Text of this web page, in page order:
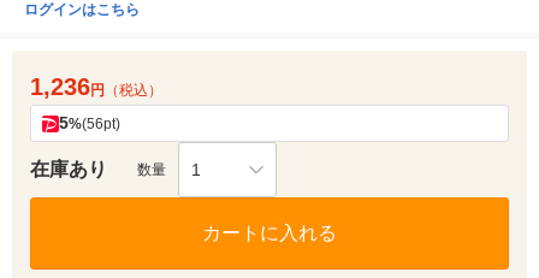
ログインはこちら
1,236円 （税込）
5%(56pt)
在庫あり 数量 1
カートに入れる